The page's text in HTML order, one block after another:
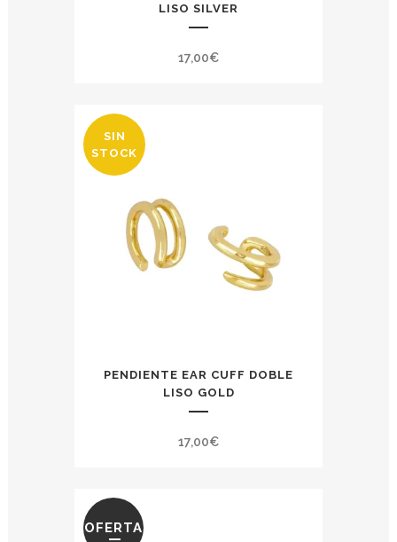
LISO SILVER
17,00€
SIN
STOCK
PENDIENTE EAR CUFF DOBLE
LISO GOLD
17,00€
OFERTA